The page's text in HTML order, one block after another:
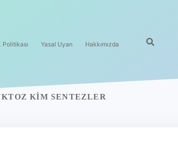
Yasal Uyarı Hakkımızda
KIM SENTEZLER